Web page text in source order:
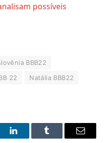
possíveis
BBB22
22
Natália BBB22
LinkedInTumblr
E-